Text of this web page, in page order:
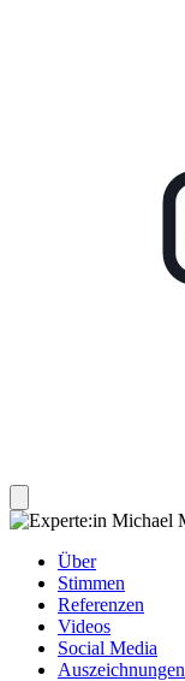
Über
Stimmen
Referenzen
Videos
Social Media
Auszeichnungen